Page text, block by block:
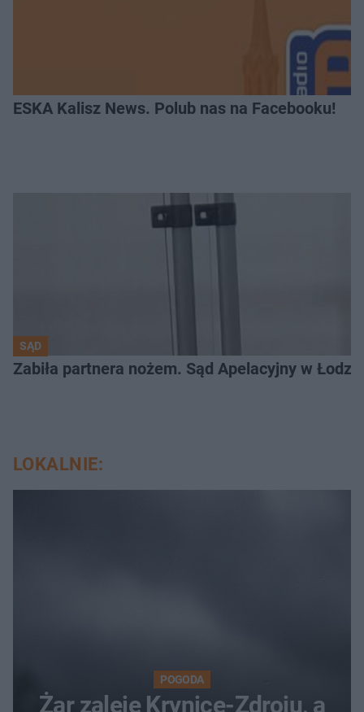
ESKA Kalisz News. Polub nas na Facebooku!
SĄD
Zabiła partnera nożem. Sąd Apelacyjny w Łodzi
LOKALNIE:
POGODA
Żar zaleje Krynicę-Zdroju, a